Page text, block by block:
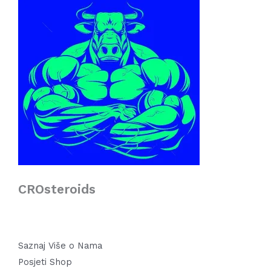
CROsteroids
Saznaj Više o Nama
Posjeti Shop